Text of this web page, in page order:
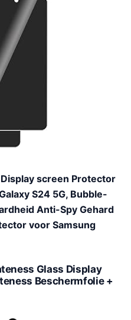
screen Protector
S24 5G, Bubble-
Anti-Spy Gehard
voor Samsung
Glass Display
Beschermfolie +